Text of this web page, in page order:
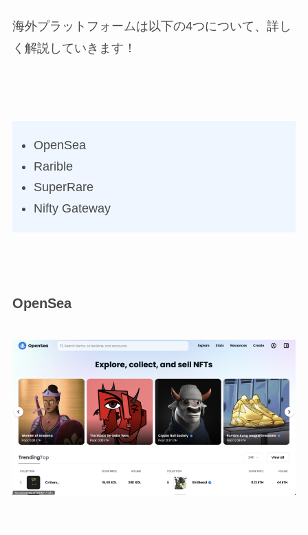
海外プラットフォームは以下の4つについて、詳し
く解説していきます！
OpenSea
Rarible
SuperRare
Nifty Gateway
OpenSea